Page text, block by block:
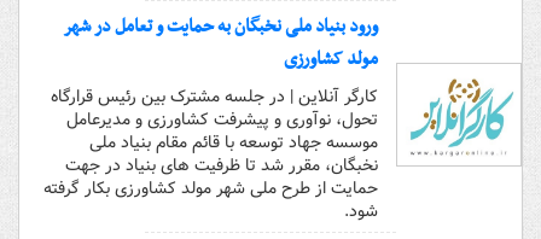
ورود بنیاد ملی نخبگان به حمایت و تعامل در شهر
مولد کشاورزی
کارگر آنلاین | در جلسه مشترک بین رئیس قرارگاه
تحول، نوآوری و پیشرفت کشاورزی و مدیرعامل
موسسه جهاد توسعه با قائم مقام بنیاد ملی
نخبگان، مقرر شد تا ظرفیت های بنیاد در جهت
حمایت از طرح ملی شهر مولد کشاورزی بکار گرفته
شود.